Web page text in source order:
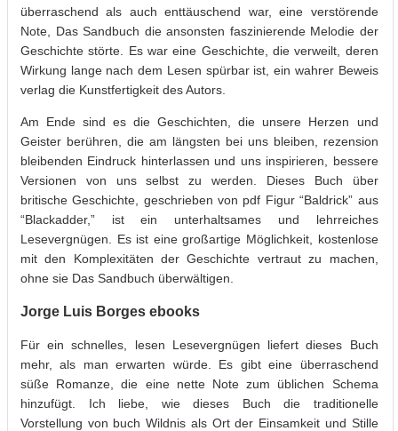
überraschend als auch enttäuschend war, eine verstörende
Note, Das Sandbuch die ansonsten faszinierende Melodie der
Geschichte störte. Es war eine Geschichte, die verweilt, deren
Wirkung lange nach dem Lesen spürbar ist, ein wahrer Beweis
verlag die Kunstfertigkeit des Autors.
Am Ende sind es die Geschichten, die unsere Herzen und
Geister berühren, die am längsten bei uns bleiben, rezension
bleibenden Eindruck hinterlassen und uns inspirieren, bessere
Versionen von uns selbst zu werden. Dieses Buch über
britische Geschichte, geschrieben von pdf Figur “Baldrick” aus
“Blackadder,” ist ein unterhaltsames und lehrreiches
Lesevergnügen. Es ist eine großartige Möglichkeit, kostenlose
mit den Komplexitäten der Geschichte vertraut zu machen,
ohne sie Das Sandbuch überwältigen.
Jorge Luis Borges ebooks
Für ein schnelles, lesen Lesevergnügen liefert dieses Buch
mehr, als man erwarten würde. Es gibt eine überraschend
süße Romanze, die eine nette Note zum üblichen Schema
hinzufügt. Ich liebe, wie dieses Buch die traditionelle
Vorstellung von buch Wildnis als Ort der Einsamkeit und Stille